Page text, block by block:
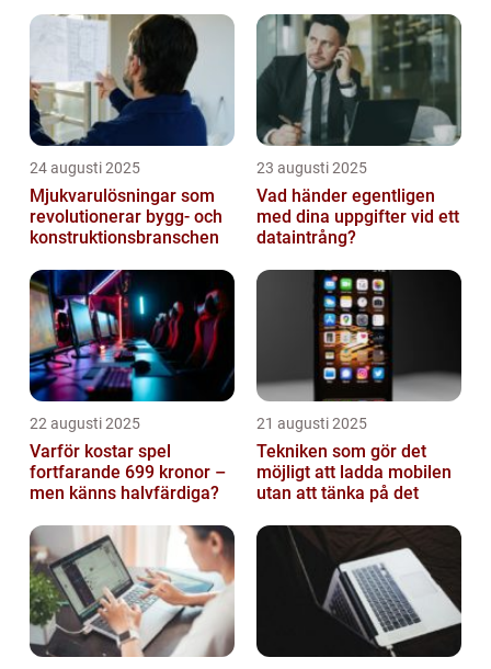
24 augusti 2025
Mjukvarulösningar som
revolutionerar bygg- och
konstruktionsbranschen
23 augusti 2025
Vad händer egentligen
med dina uppgifter vid ett
dataintrång?
22 augusti 2025
Varför kostar spel
fortfarande 699 kronor –
men känns halvfärdiga?
21 augusti 2025
Tekniken som gör det
möjligt att ladda mobilen
utan att tänka på det